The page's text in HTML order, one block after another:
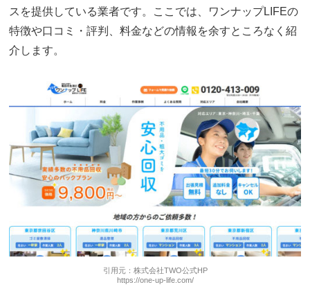
スを提供している業者です。ここでは、ワンナップLIFEの
特徴や口コミ・評判、料金などの情報を余すところなく紹
介します。
引用元：株式会社TWO公式HP
https://one-up-life.com/